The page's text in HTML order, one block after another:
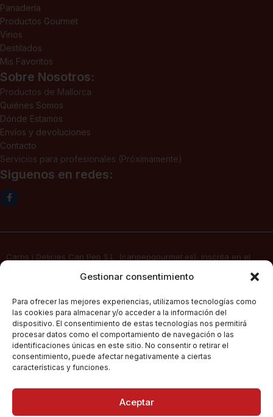
Gestionar consentimiento
Para ofrecer las mejores experiencias, utilizamos tecnologías como
las cookies para almacenar y/o acceder a la información del
dispositivo. El consentimiento de estas tecnologías nos permitirá
procesar datos como el comportamiento de navegación o las
identificaciones únicas en este sitio. No consentir o retirar el
consentimiento, puede afectar negativamente a ciertas
características y funciones.
Aceptar
Panadería
Productos Gourmet
Vinos
Destilados
Mis Favoritos
Sobre Nosotros:
Productos de Mallorca
Quiénes Somos
Dónde Estamos
Envíos y devoluciones
Contacto
Servicios para profesionales (Próximamente)
Siguenos en redes:
Carns i Delicies Can Pep S.L. (canpepgourmet.es), inscrita en el
1ª, fecha 02/06/2025, con domicilio social en c/ Major Nº 115,
sus servicios de venta electrónica por Internet a través de su
página web canpepgourmet.es
Can Pep Gourmet2026.
Todos los derechos
reservados.